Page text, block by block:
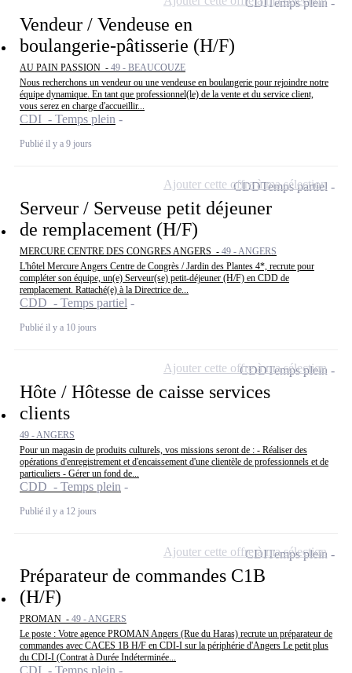
Vendeur / Vendeuse en
boulangerie-pâtisserie (H/F)
AU PAIN PASSION - 49 - BEAUCOUZE
Nous recherchons un vendeur ou une vendeuse en boulangerie pour rejoindre notre
équipe dynamique. En tant que professionnel(le) de la vente et du service client,
vous serez en charge d'accueillir...
CDI - Temps plein
Publié il y a 9 jours
CDITemps plein
Serveur / Serveuse petit déjeuner
de remplacement (H/F)
MERCURE CENTRE DES CONGRES ANGERS - 49 - ANGERS
L'hôtel Mercure Angers Centre de Congrès / Jardin des Plantes 4*, recrute pour
compléter son équipe, un(e) Serveur(se) petit-déjeuner (H/F) en CDD de
remplacement. Rattaché(e) à la Directrice de...
CDD - Temps partiel
Publié il y a 10 jours
CDDTemps partiel
Ajouter cette offre à ma sélection
Hôte / Hôtesse de caisse services
clients
49 - ANGERS
Pour un magasin de produits culturels, vos missions seront de : - Réaliser des
opérations d'enregistrement et d'encaissement d'une clientèle de professionnels et de
particuliers - Gérer un fond de...
CDD - Temps plein
Publié il y a 12 jours
CDDTemps plein
Ajouter cette offre à ma sélection
Préparateur de commandes C1B
(H/F)
PROMAN - 49 - ANGERS
Le poste : Votre agence PROMAN Angers (Rue du Haras) recrute un préparateur de
commandes avec CACES 1B H/F en CDI-I sur la périphérie d'Angers Le petit plus
du CDI-I (Contrat à Durée Indéterminée...
CDI - Temps plein
CDITemps plein
Ajouter cette offre à ma sélection